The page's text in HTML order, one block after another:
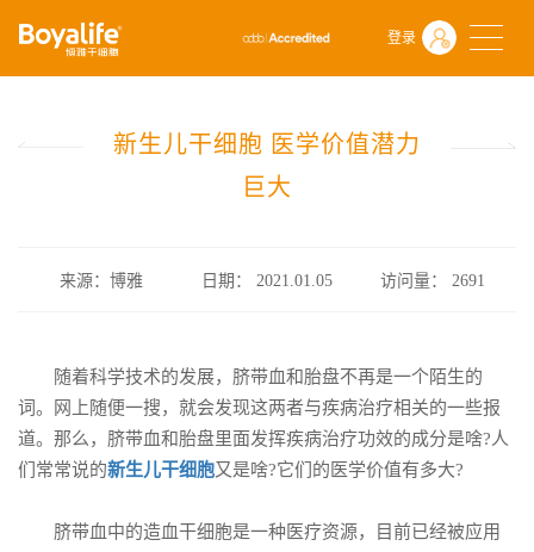
登录
首页 什么是干细胞
前沿动态
新生儿干细胞 医学价值潜力巨大
新生儿干细胞 医学价值潜力
巨大
来源：博雅 日期： 2021.01.05 访问量：2691
随着科学技术的发展，脐带血和胎盘不再是一个陌生的
词。网上随便一搜，就会发现这两者与疾病治疗相关的一些报
道。那么，脐带血和胎盘里面发挥疾病治疗功效的成分是啥?人
们常常说的新生儿干细胞又是啥?它们的医学价值有多大?
脐带血中的造血干细胞是一种医疗资源，目前已经被应用